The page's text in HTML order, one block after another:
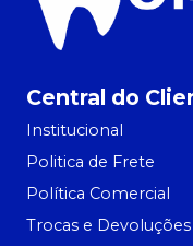
Central do
Institucional
Politica de Frete
Política Comercial
Trocas e Devoluções